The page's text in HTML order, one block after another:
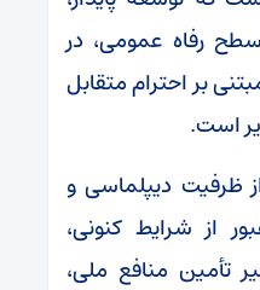
رفاه عمومی، در
بر احترام متقابل
است.
ظرفیت دیپلماسی و
از شرایط کنونی،
تأمین منافع ملی،